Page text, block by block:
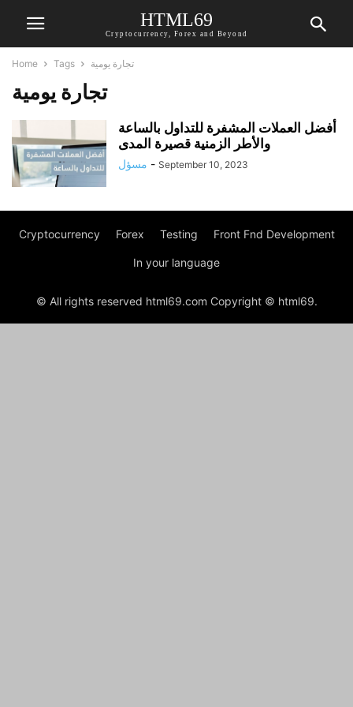
HTML69
Cryptocurrency, Forex and Beyond
Home Tags تجارة يومية
تجارة يومية
أفضل العملات المشفرة للتداول بالساعة
والأطر الزمنية قصيرة المدى
مسؤل - September 10, 2023
Cryptocurrency Forex Testing Front Fnd Development
In your language
© All rights reserved html69.com Copyright © html69.